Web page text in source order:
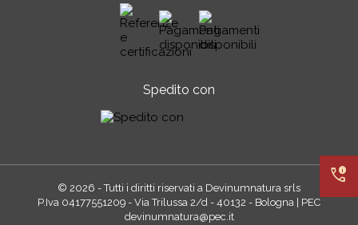
Spedito con
© 2026 - Tutti i diritti riservati a Devinumnatura srls
P.Iva 04177551209 - Via Trilussa 2/d - 40132 - Bologna | PEC
devinumnatura@pec.it
call_quality